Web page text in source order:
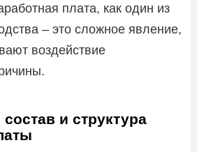
плата, как один из
– это сложное явление,
воздействие
и структура